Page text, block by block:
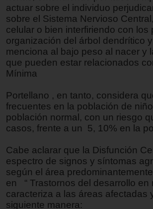
actuar sobre el individuo
sobre el Sistema Nervioso
celular o bien interfiriendo con
organización del árbol dendrítico
menciona al bajo peso al nacer y
que pueden estar relacionados
Mínima
Portellano , en tanto, considera
frecuentes en la población de
población normal, con un riesgo
casos, frente a un 5, 10% en la
Cabe aclarar que la Disfunción
espectro de signos y síntomas
según el área
en “ Trastornos del desarrollo en
caracteriza a las áreas afectadas
siguiente manera: